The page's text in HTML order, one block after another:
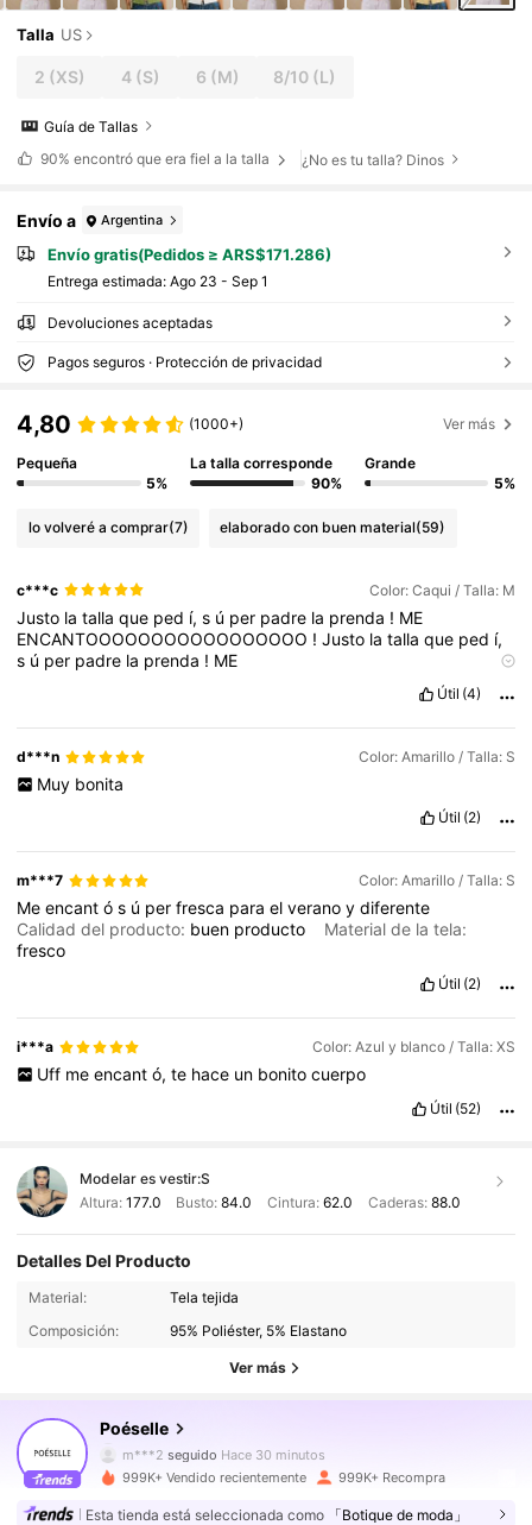
Talla US
2 (XS) 4(S) 6 (M) 8/10 (L)
Guía de Tallas
90% encontró que era fiel a la talla ¿No es tu talla? Dinos
Envío a Argentina
Envío gratis(Pedidos ≥ ARS$171.286)
Entrega estimada: Ago 23 - Sep 1
Devoluciones aceptadas
Pagos seguros · Protección de privacidad
4,80 (1000+) Ver más
Pequeña
5%
La talla corresponde
90%
Grande
5%
lo volveré a comprar(7) elaborado con buen material(59)
c***c Color: Caqui / Talla: M
Justo latallaque ped í,s ú per padre la prenda ! ME
ENCANTOOOOOOOOOOOOOOOOO !Justo latallaque ped í,
s ú per padre la prenda ! ME
que
ENCANTOOOOOOOOOOOOOOOOO!Justolatallaquepedí,
per padre la
ENCANTOOOOOOOOOOOOOOOOuO
Justolatallaque ped í,
súper padre
tallaqueped
ENCANTOOOOOOOOOOOOOOOOO!Justolatallaquepedí,
súperpadrelaprenda
sú perpadre la prenda!ME
ENCANTOOOOOOOOOOOOOOOOO
Justola tallaqueped
súper
tallaqueped
í,
ENCANTOOOOOOOOOOOOOOOOO!Justolatallaquepedí,
súperpadrela
ENCANTOOOOOOOOOOOOOOOOO !Justo
sú padrela prenda! ME
tallaqueped
í,
Útil (4)
d***n Color: Amarillo / Talla: S
Muy bonita
Útil (2)
m***7 Color: Amarillo / Talla: S
Meencantós ú perfresca paraelveranoydiferente
Calidad del producto: buen producto
Material de la tela:
fresco
Útil (2)
i***a Color: Azul y blanco / Talla: XS
Uff me encant ó, te hace un bonito cuerpo
Útil (52)
Modelar es vestir:S
Altura: 177.0 Busto:84.0 Cintura: 62.0 Caderas: 88.0
Detalles Del Producto
Material:
Tela tejida
Composición:
95% Poliéster, 5% Elastano
Ver más
Poéselle
1.5M Seguidores
m***2 seguido Hace 30 minutos
4,86
1.5M Seguidores
999K+ Vendido recientemente 999K+ Recompra
Esta tienda está seleccionada como 「Botique de moda」